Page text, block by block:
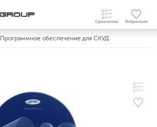
Программное обеспечение для СКУД